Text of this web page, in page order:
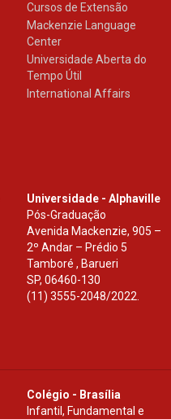
Cursos de Extensão
Mackenzie Language
Center
Universidade Aberta do
Tempo Útil
International Affairs
Universidade - Alphaville
Pós-Graduação
Avenida Mackenzie, 905 –
2º Andar – Prédio 5
Tamboré , Barueri
SP, 06460-130
(11) 3555-2048/2022.
Colégio - Brasília
Infantil, Fundamental e